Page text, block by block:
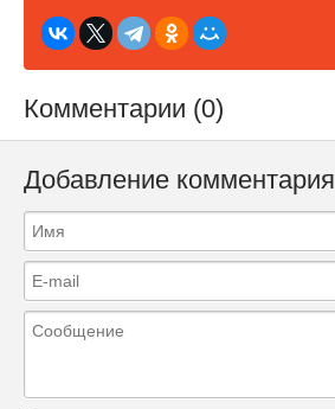
Комментарии (0)
Добавление комментария